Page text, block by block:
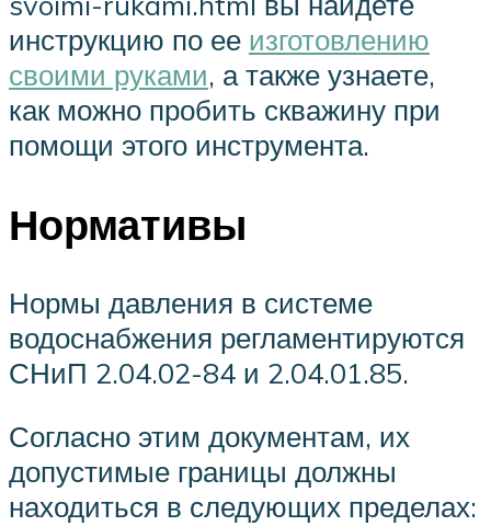
инструкцию по ее изготовлению
своими руками, а также узнаете,
как можно пробить скважину при
помощи этого инструмента.
Нормативы
Нормы давления в системе
водоснабжения регламентируются
СНиП 2.04.02-84 и 2.04.01.85.
Согласно этим документам, их
допустимые границы должны
находиться в следующих пределах: